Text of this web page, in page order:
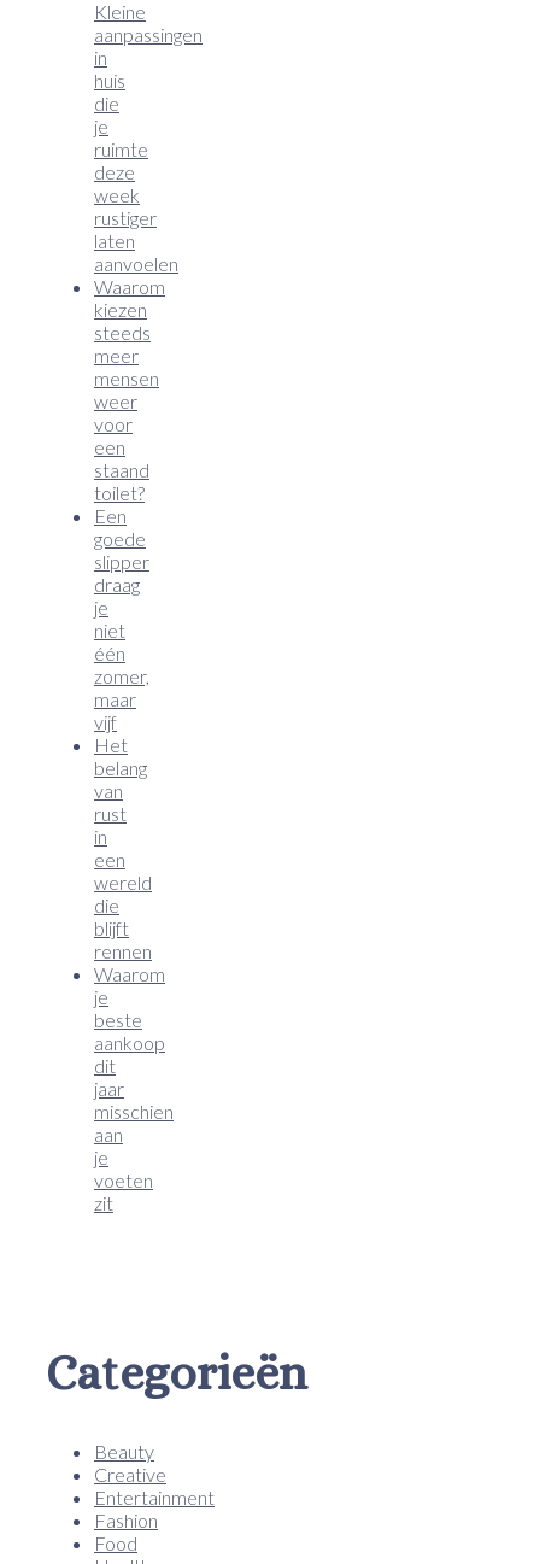
Kleine
aanpassingen
in
huis
die
je
ruimte
deze
week
rustiger
laten
aanvoelen
Waarom
kiezen
steeds
meer
mensen
weer
voor
een
staand
toilet?
Een
goede
slipper
draag
je
niet
één
zomer,
maar
vijf
Het
belang
van
rust
in
een
wereld
die
blijft
rennen
Waarom
je
beste
aankoop
dit
jaar
misschien
aan
je
voeten
zit
Categorieën
Beauty
Creative
Entertainment
Fashion
Food